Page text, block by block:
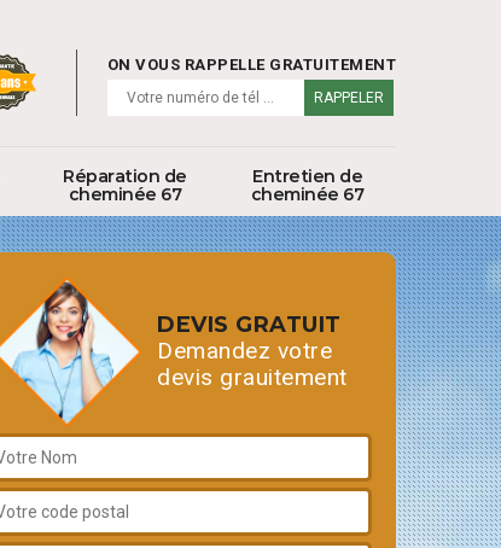
ON VOUS RAPPELLE GRATUITEMENT
Réparation de
cheminée 67
Entretien de
cheminée 67
DEVIS GRATUIT
Demandez votre
devis grauitement